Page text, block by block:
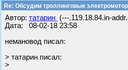
Re: Обсудим троллинговые
Автор: татарин (---.119.18.84.in-
Дата: 08-02-18 23:58
немановод писал:
> татарин писал:
>